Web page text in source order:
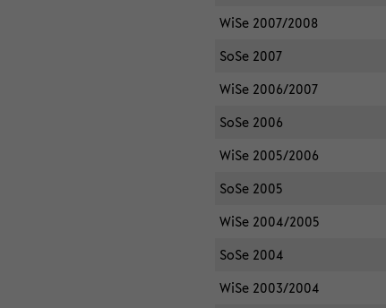
WiSe 2007/2008
SoSe 2007
WiSe 2006/2007
SoSe 2006
WiSe 2005/2006
SoSe 2005
WiSe 2004/2005
SoSe 2004
WiSe 2003/2004